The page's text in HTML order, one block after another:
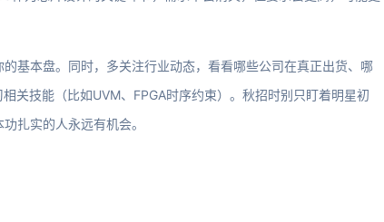
基本盘。同时，多关注行业动态，看看哪些公司在真正出货、哪
关技能（比如UVM、FPGA时序约束）。秋招时别只盯着明星初
扎实的人永远有机会。